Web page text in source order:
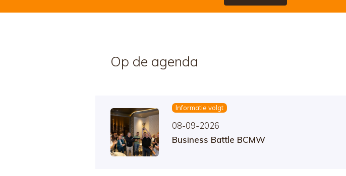
Op de agenda
Informatie volgt
08-09-2026
Business Battle BCMW